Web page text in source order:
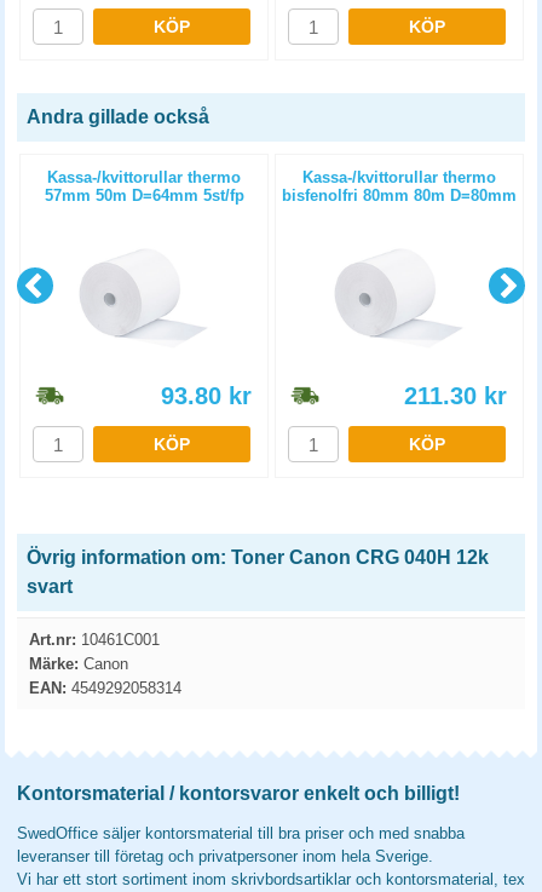
KÖP KÖP
Andra gillade också
Kassa-/kvittorullar thermo
57mm 50m D=64mm 5st/fp
93.80 kr
KÖP
Kassa-/kvittorullar thermo
bisfenolfri 80mm 80m D=80mm
211.30 kr
KÖP
Övrig information om: Toner Canon CRG 040H 12k
svart
Art.nr: 10461C001
Märke: Canon
EAN: 4549292058314
Kontorsmaterial / kontorsvaror enkelt och billigt!
SwedOffice säljer kontorsmaterial till bra priser och med snabba
leveranser till företag och privatpersoner inom hela Sverige.
Vi har ett stort sortiment inom skrivbordsartiklar och kontorsmaterial, tex